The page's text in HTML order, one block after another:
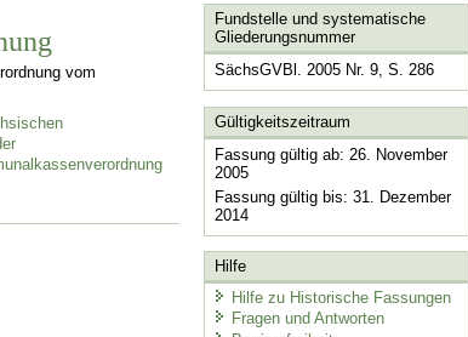
vom
Fundstelle und systematische
Gliederungsnummer
SächsGVBl. 2005 Nr. 9, S. 286
Gültigkeitszeitraum
Fassung gültig ab: 26. November
2005
Fassung gültig bis: 31. Dezember
2014
Hilfe
Hilfe zu Historische Fassungen
Fragen und Antworten